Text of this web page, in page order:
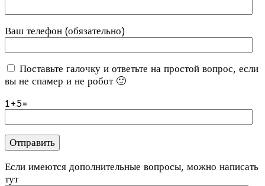
Ваш телефон (обязательно)
Поставьте галочку и ответьте на простой вопрос, если
вы не спамер и не робот 🙂
1+5=
Если имеются дополнительные вопросы, можно написать
тут